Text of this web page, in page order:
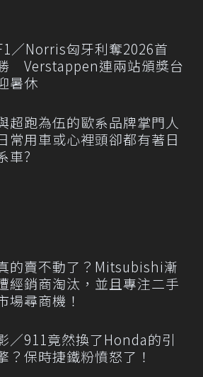
／Norris匈牙利奪2026首
Verstappen連兩站頒獎台
暑休
超跑為伍的歐系品牌掌門人
常用車或心裡頭卻都有著日
車?
的賣不動了？Mitsubishi漸
經銷商淘汰，並且專注二手
場尋商機！
／911竟然換了Honda的引
？保時捷鐵粉憤怒了！